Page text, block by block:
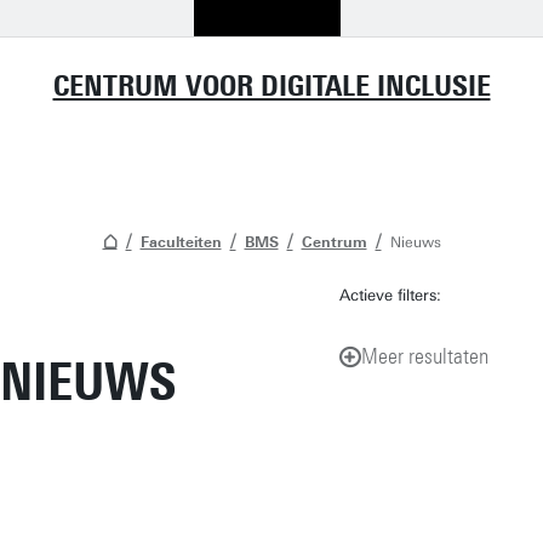
CENTRUM VOOR DIGITALE INCLUSIE
Faculteiten BMS Centrum Nieuws
NIEUWS
Actieve filters:
Meer resultaten